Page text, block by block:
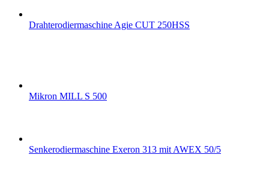
Drahterodiermaschine Agie CUT 250HSS
Mikron MILL S 500
Senkerodiermaschine Exeron 313 mit AWEX 50/5